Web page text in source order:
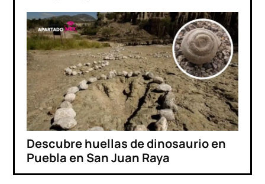
Descubre huellas de dinosaurio en
Puebla en San Juan Raya